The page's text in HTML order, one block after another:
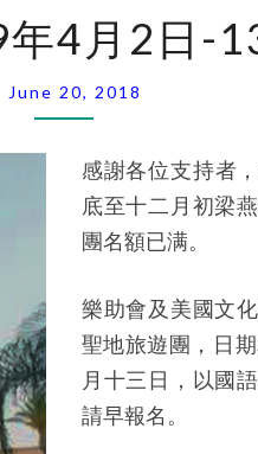
地
旅
遊
團
2019
年
月
日-13
日
(12
天)
4月2日-
June 20, 2018
感謝各位支持者
底至十二月初梁
團名額已满。
樂助會及美國文
聖地旅遊團，日
月十三日，以國
請早報名。